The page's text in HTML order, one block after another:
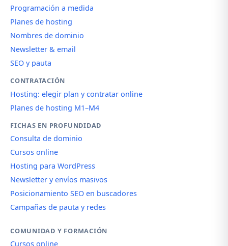
Programación a medida
Planes de hosting
Nombres de dominio
Newsletter & email
SEO y pauta
CONTRATACIÓN
Hosting: elegir plan y contratar online
Planes de hosting M1–M4
FICHAS EN PROFUNDIDAD
Consulta de dominio
Cursos online
Hosting para WordPress
Newsletter y envíos masivos
Posicionamiento SEO en buscadores
Campañas de pauta y redes
COMUNIDAD Y FORMACIÓN
Cursos online